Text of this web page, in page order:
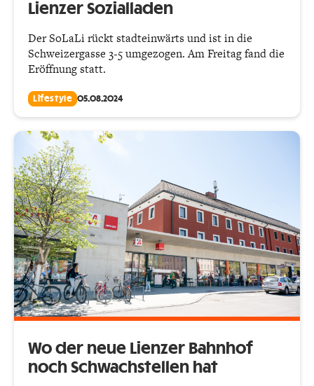
Lienzer Sozialladen
Der SoLaLi rückt stadteinwärts und ist in die
Schweizergasse 3-5 umgezogen. Am Freitag fand die
Eröffnung statt.
Lifestyle 05.08.2024
Wo der neue Lienzer Bahnhof
noch Schwachstellen hat